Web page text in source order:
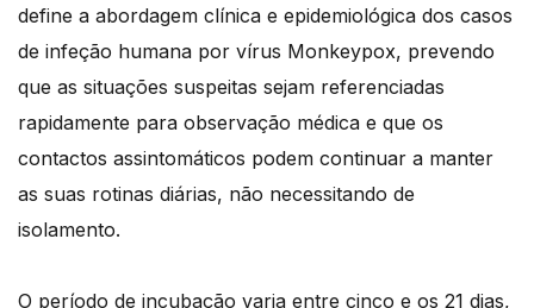
define a abordagem clínica e epidemiológica dos casos
de infeção humana por vírus Monkeypox, prevendo
que as situações suspeitas sejam referenciadas
rapidamente para observação médica e que os
contactos assintomáticos podem continuar a manter
as suas rotinas diárias, não necessitando de
isolamento.
O período de incubação varia entre cinco e os 21 dias,